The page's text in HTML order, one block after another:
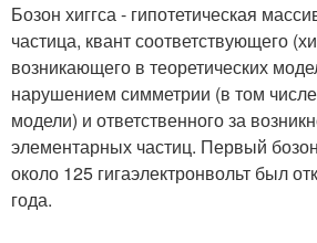
Бозон хиггса - гипотетическая
частица, квант соответствующего
возникающего в теоретических
нарушением симметрии (в том
модели) и ответственного за
элементарных частиц. Первый
около 125 гигаэлектронвольт был
года.